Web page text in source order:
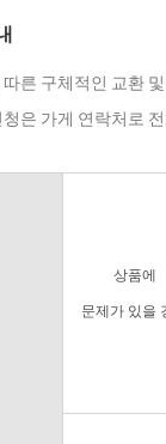
른 구체적인 교환
은 가게 연락처로
상품에
문제가 있을